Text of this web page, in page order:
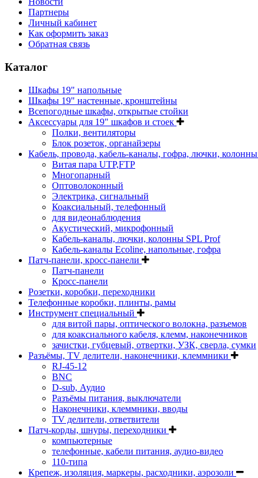
Партнеры
Личный кабинет
Как оформить заказ
Обратная связь
Каталог
Шкафы 19" напольные
Шкафы 19" настенные, кронштейны
Всепогодные шкафы, открытые стойки
Аксессуары для 19" шкафов и стоек
Полки, вентиляторы
Блок розеток, органайзеры
Кабель, провода, кабель-каналы, гофра, лючки, колонны
Витая пара UTP,FTP
Многопарный
Оптоволоконный
Электрика, сигнальный
Коаксиальный, телефонный
для видеонаблюдения
Акустический, микрофонный
Кабель-каналы, лючки, колонны SPL Prof
Кабель-каналы Ecoline, напольные, гофра
Патч-панели, кросс-панели
Патч-панели
Кросс-панели
Розетки, коробки, переходники
Телефонные коробки, плинты, рамы
Инструмент специальный
для витой пары, оптического волокна, разъемов
для коаксиального кабеля, клемм, наконечников
зачистки, губцевый, отвертки, УЗК, сверла, сумки
Разъёмы, TV делители, наконечники, клеммники
RJ-45-12
BNC
D-sub, Аудио
Разъёмы питания, выключатели
Наконечники, клеммники, вводы
ТV делители, ответвители
Патч-корды, шнуры, переходники
компьютерные
телефонные, кабели питания, аудио-видео
110-типа
Крепеж, изоляция, маркеры, расходники, аэрозоли